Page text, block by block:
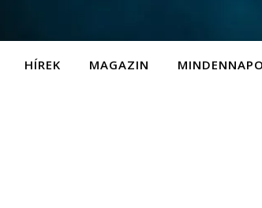
HÍREK MAGAZIN